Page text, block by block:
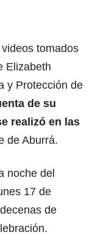
tomados
Elizabeth
y Protección de
de su
realizó en las
de Aburrá.
noche del
17 de
de